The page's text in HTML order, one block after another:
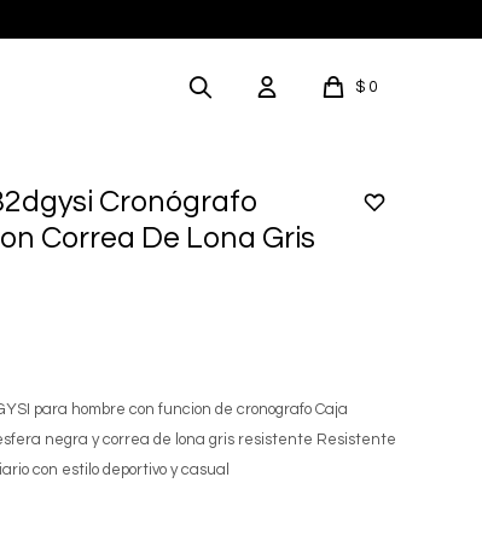
$ 0
Cronógrafo
Correa De Lona Gris
para hombre con funcion de cronografo Caja
negra y correa de lona gris resistente Resistente
con estilo deportivo y casual